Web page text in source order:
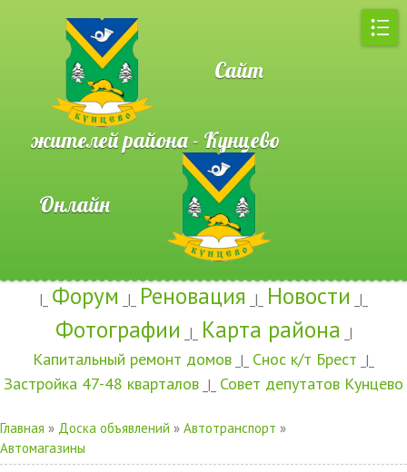
Сайт
жителей района - Кунцево
Онлайн
|_ Форум _|_ Реновация _|_ Новости _|_
Фотографии _|_ Карта района _|
Капитальный ремонт домов _|_ Снос к/т Брест _|_
Застройка 47-48 кварталов _|_ Совет депутатов Кунцево
Главная » Доска объявлений » Автотранспорт »
Автомагазины